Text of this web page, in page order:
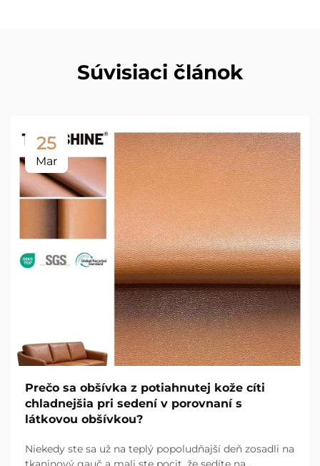
Súvisiaci článok
25
Mar
Prečo sa obšívka z potiahnutej kože cíti
chladnejšia pri sedení v porovnaní s
látkovou obšívkou?
Niekedy ste sa už na teplý popoludňajší deň zosadli na